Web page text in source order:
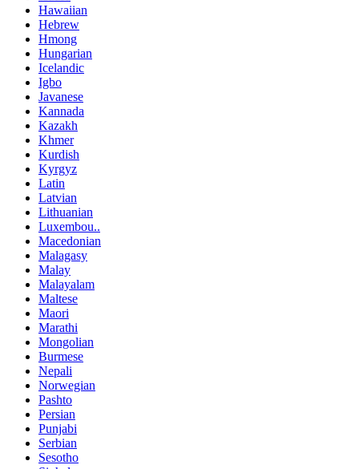
Hawaiian
Hebrew
Hmong
Hungarian
Icelandic
Igbo
Javanese
Kannada
Kazakh
Khmer
Kurdish
Kyrgyz
Latin
Latvian
Lithuanian
Luxembou..
Macedonian
Malagasy
Malay
Malayalam
Maltese
Maori
Marathi
Mongolian
Burmese
Nepali
Norwegian
Pashto
Persian
Punjabi
Serbian
Sesotho